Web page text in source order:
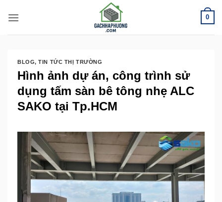
qua
nội
0
BLOG,TIN TỨC THỊ TRƯỜNG
Hình ảnh dự án, công trình sử
dụng tấm sàn bê tông nhẹ ALC
SAKO tại Tp.HCM